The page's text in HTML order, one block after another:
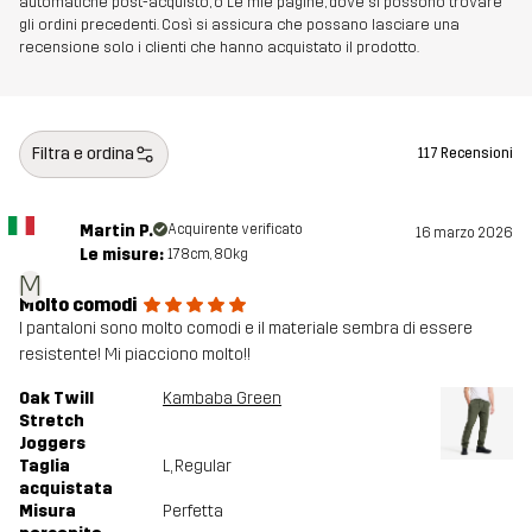
Realizzato per USO QUOTIDIANO
gli ordini precedenti. Così si assicura che possano lasciare una
recensione solo i clienti che hanno acquistato il prodotto.
Filtra e ordina 117 Recensioni
M
Martin P. Acquirente verificato 16 marzo 2026
Le misure: 178cm, 80kg
Molto comodi
I pantaloni sono molto comodi e il materiale sembra di essere
resistente! Mi piacciono molto!!
Oak Twill
Stretch
Joggers
Kambaba Green
Taglia
acquistata
L, Regular
Misura
Perfetta